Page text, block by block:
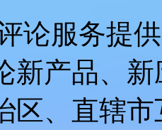
论服务提
新产品、
区、直辖